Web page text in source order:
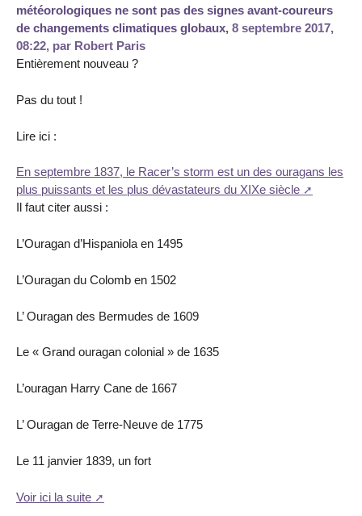
météorologiques ne sont pas des signes avant-coureurs
de changements climatiques globaux, 8 septembre 2017,
08:22, par Robert Paris
Entièrement nouveau ?
Pas du tout !
Lire ici :
En septembre 1837, le Racer’s storm est un des ouragans les
plus puissants et les plus dévastateurs du XIXe siècle
Il faut citer aussi :
L’Ouragan d’Hispaniola en 1495
L’Ouragan du Colomb en 1502
L’ Ouragan des Bermudes de 1609
Le « Grand ouragan colonial » de 1635
L’ouragan Harry Cane de 1667
L’ Ouragan de Terre-Neuve de 1775
Le 11 janvier 1839, un fort
Voir ici la suite